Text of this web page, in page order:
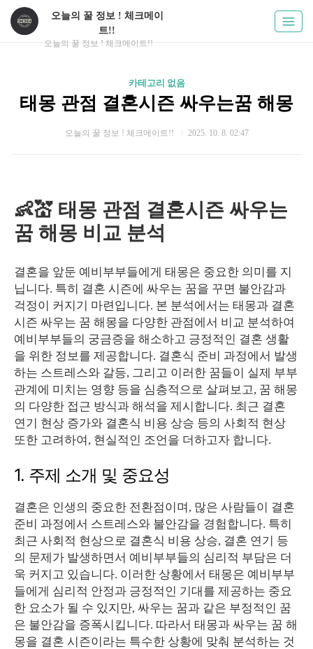
오늘의 꿀 정보 ! 체크메이
트!!
오늘의 꿀 정보 ! 체크메이트!!
카테고리 없음
태몽 관점 결혼시즌 싸우는꿈 해몽
오늘의 꿀 정보 ! 체크메이트!! 2025. 10. 8. 02:47
👶💒 태몽 관점 결혼시즌 싸우는
꿈 해몽 비교 분석
결혼을 앞둔 예비부부들에게 태몽은 중요한 의미를 지
닙니다. 특히 결혼 시즌에 싸우는 꿈을 꾸면 불안감과
걱정이 커지기 마련입니다. 본 분석에서는 태몽과 결혼
시즌 싸우는 꿈 해몽을 다양한 관점에서 비교 분석하여
예비부부들의 궁금증을 해소하고 긍정적인 결혼 생활
을 위한 정보를 제공합니다. 결혼식 준비 과정에서 발생
하는 스트레스와 갈등, 그리고 이러한 꿈들이 실제 부부
관계에 미치는 영향 등을 심층적으로 살펴보고, 꿈 해몽
의 다양한 접근 방식과 해석을 제시합니다. 최근 결혼
연기 현상 증가와 결혼식 비용 상승 등의 사회적 현상
또한 고려하여, 현실적인 조언을 더하고자 합니다.
1. 주제 소개 및 중요성
결혼은 인생의 중요한 전환점이며, 많은 사람들이 결혼
준비 과정에서 스트레스와 불안감을 경험합니다. 특히
최근 사회적 현상으로 결혼식 비용 상승, 결혼 연기 등
의 문제가 발생하면서 예비부부들의 심리적 부담은 더
욱 커지고 있습니다. 이러한 상황에서 태몽은 예비부부
들에게 심리적 안정과 긍정적인 기대를 제공하는 중요
한 요소가 될 수 있지만, 싸우는 꿈과 같은 부정적인 꿈
은 불안감을 증폭시킵니다. 따라서 태몽과 싸우는 꿈 해
몽을 결혼 시즌이라는 특수한 상황에 맞춰 분석하는 것